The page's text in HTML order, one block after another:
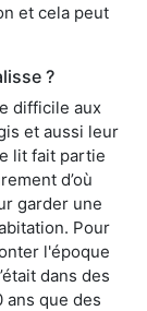
et cela peut
?
difficile aux
et aussi leur
lit fait partie
d’où
garder une
Pour
l'époque
dans des
que des